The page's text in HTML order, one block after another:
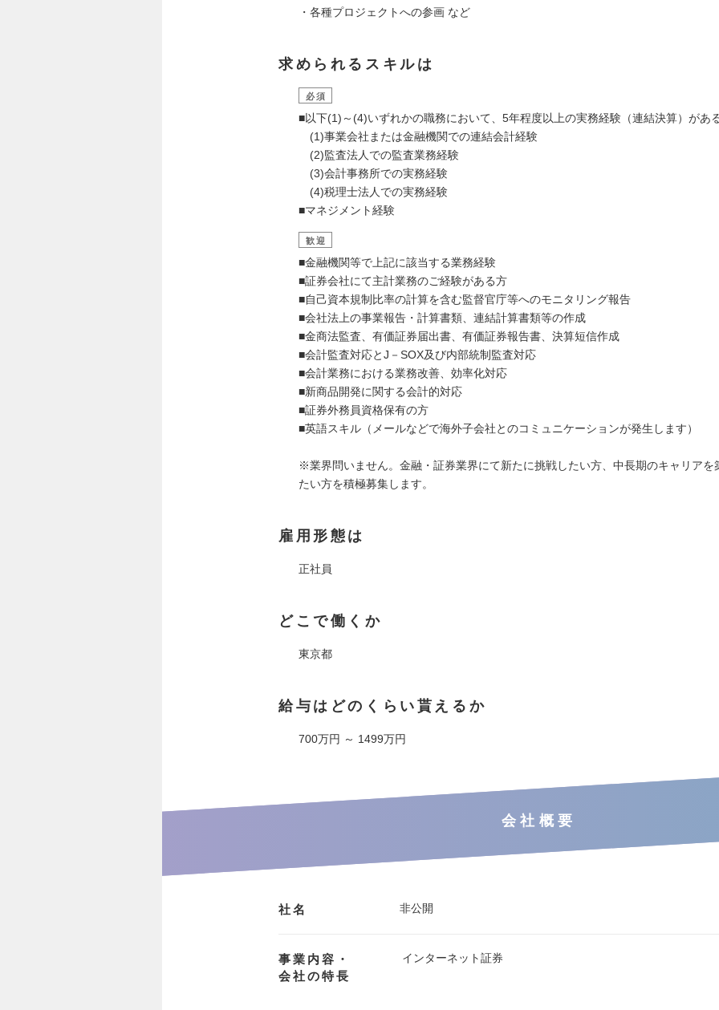
・各種プロジェクトへの参画 など
求められるスキルは
必須
■以下(1)～(4)いずれかの職務において、5年程度以上の実務経験（連結決算）があ
(1)事業会社または金融機関での連結会計経験
(2)監査法人での監査業務経験
(3)会計事務所での実務経験
(4)税理士法人での実務経験
■マネジメント経験
歓迎
■金融機関等で上記に該当する業務経験
■証券会社にて主計業務のご経験がある方
■自己資本規制比率の計算を含む監督官庁等へのモニタリング報告
■会社法上の事業報告・計算書類、連結計算書類等の作成
■金商法監査、有価証券届出書、有価証券報告書、決算短信作成
■会計監査対応とJ－SOX及び内部統制監査対応
■会計業務における業務改善、効率化対応
■新商品開発に関する会計的対応
■証券外務員資格保有の方
■英語スキル（メールなどで海外子会社とのコミュニケーションが発生します）
※業界問いません。金融・証券業界にて新たに挑戦したい方、中長期のキャリアを
たい方を積極募集します。
雇用形態は
正社員
どこで働くか
東京都
給与はどのくらい貰えるか
700万円 ～ 1499万円
会社概要
社名 非公開
事業内容・
会社の特長
インターネット証券